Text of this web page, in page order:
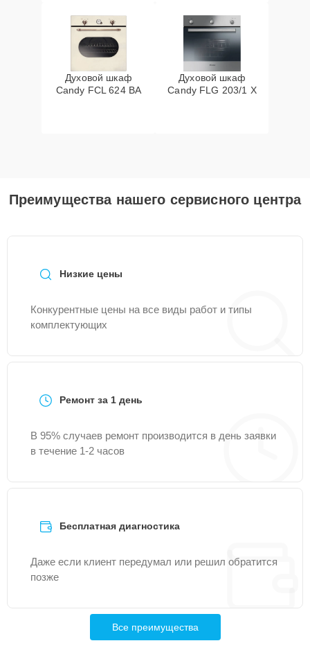
Духовой шкаф
Candy FCL 624 BA
Духовой шкаф
Candy FLG 203/1 X
Преимущества нашего сервисного центра
Низкие цены
Конкурентные цены на все виды работ и типы
комплектующих
Ремонт за 1 день
В 95% случаев ремонт производится в день заявки
в течение 1-2 часов
Бесплатная диагностика
Даже если клиент передумал или решил обратится
позже
Все преимущества